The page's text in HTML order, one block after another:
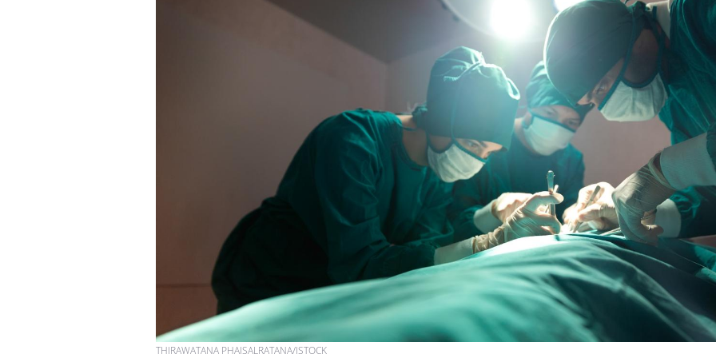
THIRAWATANA PHAISALRATANA/ISTOCK